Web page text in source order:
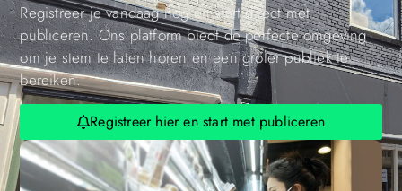
Registreer je vandaag nog en start direct met
publiceren. Ons platform biedt de perfecte omgeving
om je stem te laten horen en een groter publiek te
bereiken.
Registreer hier en start met publiceren